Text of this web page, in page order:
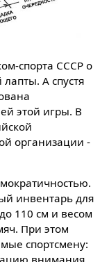
спорта СССР о
А спустя
этой игры. В
организации -
инвентарь для
110 см и весом
При этом
спортсмену:
внимания,